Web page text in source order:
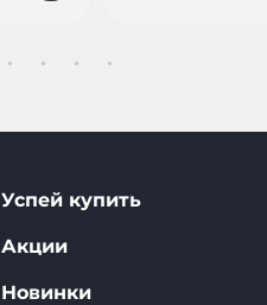
Успей купить
Акции
Новинки